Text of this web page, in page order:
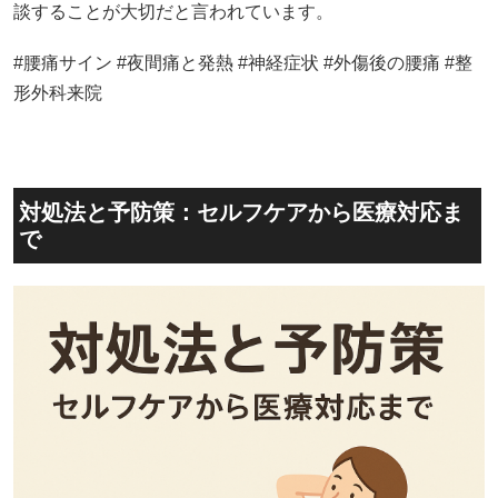
談することが大切だと言われています。
#腰痛サイン #夜間痛と発熱 #神経症状 #外傷後の腰痛 #整
形外科来院
対処法と予防策：セルフケアから医療対応ま
で